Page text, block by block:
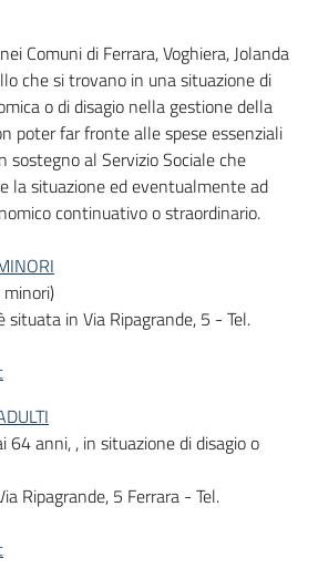
Comuni di Ferrara, Voghiera, Jolanda
che si trovano in una situazione di
o di disagio nella gestione della
poter far fronte alle spese essenziali
sostegno al Servizio Sociale che
la situazione ed eventualmente ad
continuativo o straordinario.
situata in Via Ripagrande, 5 - Tel.
64 anni, , in situazione di disagio o
Ripagrande, 5 Ferrara - Tel.